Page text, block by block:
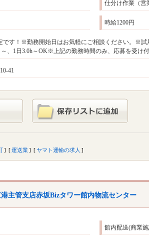
仕分け作業（営
時給1200円
です！※勤務開始日はお気軽にご相談ください。※試
～、1日3.0h～OK※上記の勤務時間のみ、応募を受け
41
運送業 ヤマト運輸の求人
主管支店赤坂Bizタワー館内物流センター
館内配送(商業